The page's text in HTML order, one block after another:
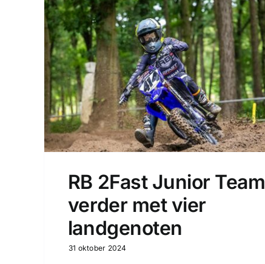
RB 2Fast Junior Team
verder met vier
landgenoten
31 oktober 2024